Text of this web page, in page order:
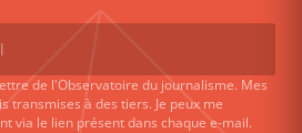
de l'Observatoire du journalisme. Mes
transmises à des tiers. Je peux me
via le lien présent dans chaque e-mail.